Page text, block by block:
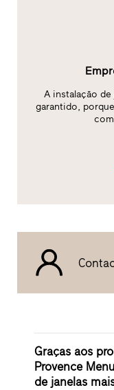
A instalação
garantido,
Graças aos
Provence
de janelas